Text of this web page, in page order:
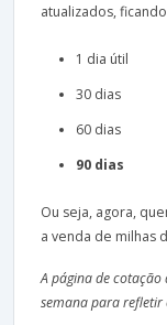
atualizados,
1 dia útil
30 dias
60 dias
90 dias
Ou seja, agora,
a venda de milhas
A página de cotação
semana para refletir